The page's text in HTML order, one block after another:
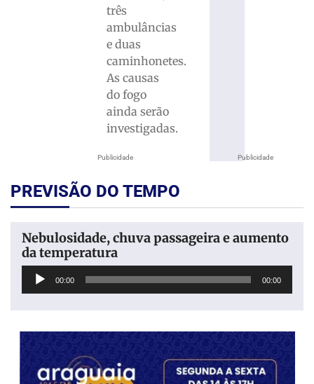
Publicidade
três
ambulâncias
e duas
caminhonetes.
As causas
do fogo
ainda serão
investigadas.
Publicidade
PREVISÃO DO TEMPO
Nebulosidade, chuva passageira e aumento
da temperatura
Tocador
00:00 00:00